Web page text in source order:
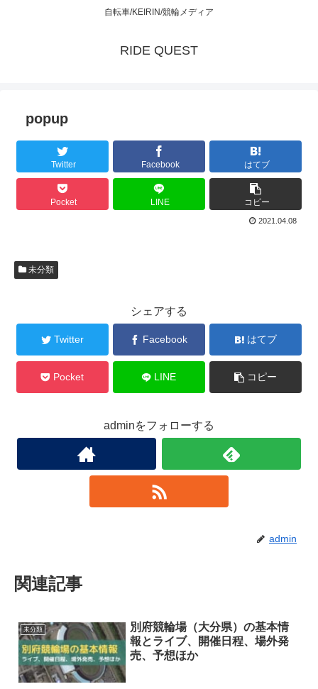
自転車/KEIRIN/競輪メディア
RIDE QUEST
popup
Twitter Facebook はてブ
Pocket LINE コピー
2021.04.08
未分類
シェアする
Twitter Facebook はてブ
Pocket LINE コピー
adminをフォローする
admin
関連記事
未分類
別府競輪場（大分県）の基本情
報とライブ、開催日程、場外発
売、予想ほか